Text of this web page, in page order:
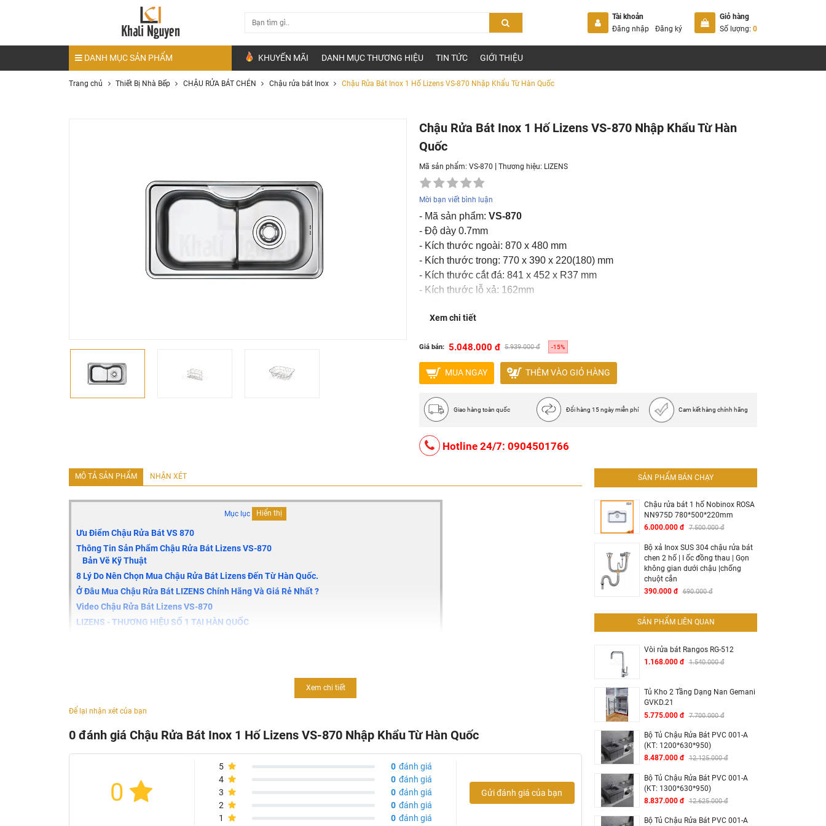
Tài khoản
Đăng nhập
Đăng ký
Giỏ hàng
Số lượng: 0
DANH MỤC SẢN PHẨM KHUYẾN MÃI DANH MỤC THƯƠNG HIỆU TIN TỨC GIỚI THIỆU
Trang chủ Thiết Bị Nhà Bếp CHẬU RỬA BÁT CHÉN Chậu rửa bát Inox Chậu Rửa Bát Inox 1 Hố Lizens VS-870 Nhập Khẩu Từ Hàn Quốc
Chậu Rửa Bát Inox 1 Hố Lizens VS-870 Nhập Khẩu Từ Hàn
Quốc
Mã sản phẩm: VS-870 |Thương hiệu: LIZENS
Mời bạn viết bình luận
- Mã sản phẩm:VS-870
- Độ dày 0.7mm
- Kích thước ngoài: 870 x 480 mm
- Kích thước trong: 770 x 390 x 220(180) mm
- Kích thước cắt đá: 841 x 452 x R37 mm
- Kích thước lỗ xả: 162mm
- Phụ kiện WBL 350 ; WBS 270
xuất
Xem chi tiết
Giá bán: 5.048.000 đ 5.939.000 đ -15%
MUA NGAY THÊM VÀO GIỎ HÀNG
Giao hàng toàn quốc Đổi hàng 15 ngày miễn phí Cam kết hàng chính hãng
Hotline 24/7: 0904501766
MÔ TẢ SẢN PHẨM NHẬN XÉT
Mục lục Hiển thị
Ưu Điểm Chậu Rửa Bát VS 870
Thông Tin Sản Phẩm Chậu Rửa Bát Lizens VS-870
Bản Vẽ Kỹ Thuật
8 Lý Do Nên Chọn Mua Chậu Rửa Bát Lizens Đến Từ Hàn Quốc.
Ở Đâu Mua Chậu Rửa Bát LIZENS Chính Hãng Và Giá Rẻ Nhất ?
Video Chậu Rửa Bát LizensVS-870
LIZENS - THƯƠNG HIỆU SỐ 1 TẠI HÀN QUỐC
cao cho sản phẩm VS 870. Cùng tìm hiểu thêm về sản phẩm này nhé!
Xem chi tiết
Để lại nhận xét của bạn
0 đánh giá Chậu Rửa Bát Inox 1 Hố Lizens VS-870 Nhập Khẩu Từ Hàn Quốc
0
5 0 đánh giá
4
0 đánh giá
3
0 đánh giá
2
0 đánh giá
1
0 đánh giá
Gửi đánh giá của bạn
SẢN PHẨM BÁN CHẠY
Chậu rửa bát 1 hố Nobinox ROSA
NN975D 780*500*220mm
6.000.000 đ 7.500.000 đ
Bộ xả Inox SUS 304 chậu rửa bát
chen 2 hố | I ốc đồng thau | Gọn
không gian dưới chậu |chống
chuột cắn
390.000 đ 690.000 đ
SẢN PHẨM LIÊN QUAN
Vòi rửa bát Rangos RG-512
1.168.000 đ 1.540.000 đ
Tủ Kho 2 Tầng Dạng Nan Gemani
GVKD.21
5.775.000 đ 7.700.000 đ
Bộ Tủ Chậu Rửa Bát PVC 001-A
(KT: 1200*630*950)
8.487.000 đ 12.125.000 đ
Bộ Tủ Chậu Rửa Bát PVC 001-A
(KT: 1300*630*950)
8.837.000 đ 12.625.000 đ
Bộ Tủ Chậu Rửa Bát PVC 001-A